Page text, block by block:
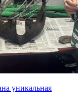
уникальная